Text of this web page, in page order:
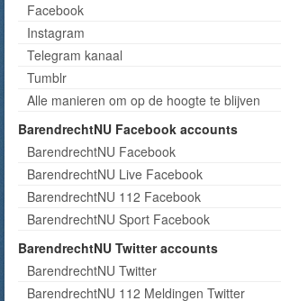
Facebook
Instagram
Telegram kanaal
Tumblr
Alle manieren om op de hoogte te blijven
BarendrechtNU Facebook accounts
BarendrechtNU Facebook
BarendrechtNU Live Facebook
BarendrechtNU 112 Facebook
BarendrechtNU Sport Facebook
BarendrechtNU Twitter accounts
BarendrechtNU Twitter
BarendrechtNU 112 Meldingen Twitter